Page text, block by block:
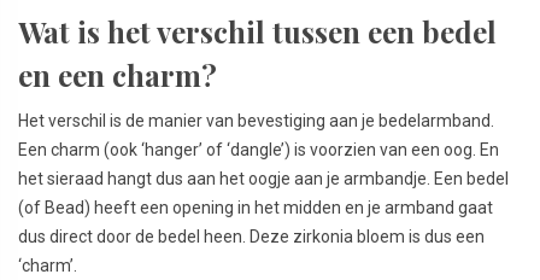
Wat is het verschil tussen een bedel
en een charm?
Het verschil is de manier van bevestiging aan je bedelarmband.
Een charm (ook ‘hanger’ of ‘dangle’) is voorzien van een oog. En
het sieraad hangt dus aan het oogje aan je armbandje. Een bedel
(of Bead) heeft een opening in het midden en je armband gaat
dus direct door de bedel heen. Deze zirkonia bloem is dus een
‘charm’.